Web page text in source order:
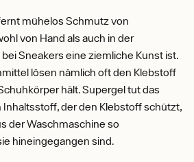
mühelos Schmutz von
von Hand als auch in der
Sneakers eine ziemliche Kunst ist.
lösen nämlich oft den Klebstoff
hält. Supergel tut das
Inhaltsstoff, der den Klebstoff schützt,
der Waschmaschine so
hineingegangen sind.